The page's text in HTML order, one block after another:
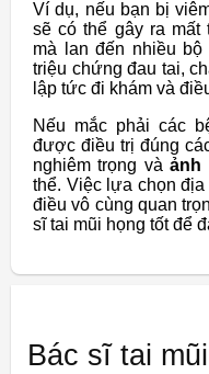
Ví dụ, nếu bạn bị
sẽ có thể gây ra mất
mà lan đến nhiều
triệu chứng đau tai,
lập tức đi khám và
Nếu mắc phải các
được điều trị đúng
nghiêm trọng vàảnh
thể. Việc lựa chọn
điều vô cùng quan
sĩ tai mũi họng tốt để
Bác sĩ tai